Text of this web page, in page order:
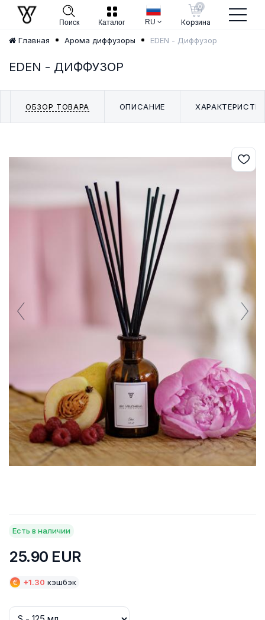
Поиск Каталог RU
0
Корзина
Главная Арома диффузоры EDEN - Диффузор
EDEN - ДИФФУЗОР
ОБЗОР ТОВАРА ОПИСАНИЕ
Есть в наличии
25.90 EUR
€ +1.30 кэшбэк